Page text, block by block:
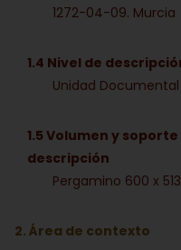
1272-04-09. Murcia
1.4 Nivel de
Unidad
1.5 Volumen y
descripción
Pergamino 600 x
2. Área de contexto